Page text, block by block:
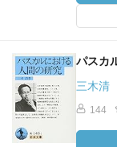
パスカ
三木清
144